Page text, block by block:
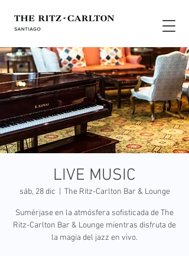
LIVE MUSIC
sáb, 28 dic The Ritz-Carlton Bar & Lounge
Sumérjase en la atmósfera sofisticada de The
Ritz-Carlton Bar & Lounge mientras disfruta de
la magia del jazz en vivo.